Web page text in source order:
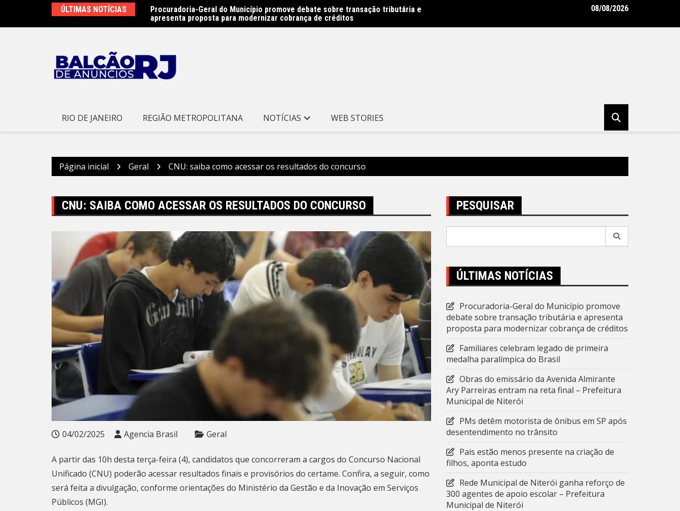
o
ÚLTIMAS NOTÍCIAS
Procuradoria-Geral do Município promove debate sobre transação tributária e
apresenta proposta para modernizar cobrança de créditos
Obras do emissário da Avenida Almirante Ary Parreiras entram na reta final –
Prefeitura Municipal de Niterói
Rede Municipal de Niterói ganha reforço de 300 agentes de apoio
08/08/2026
RIO DE JANEIRO REGIÃO METROPOLITANA NOTÍCIAS WEB STORIES
Página inicial Geral CNU: saiba como acessar os resultados do concurso
CNU: SAIBA COMO ACESSAR OS RESULTADOS DO CONCURSO
04/02/2025 Agencia Brasil Geral
A partir das 10h desta terça-feira (4), candidatos que concorreram a cargos do Concurso Nacional
Unificado (CNU) poderão acessar resultados finais e provisórios do certame. Confira, a seguir, como
será feita a divulgação, conforme orientações do Ministério da Gestão e da Inovação em Serviços
Públicos (MGI).
PESQUISAR
ÚLTIMAS NOTÍCIAS
Procuradoria-Geral do Município promove
debate sobre transação tributária e apresenta
proposta para modernizar cobrança de créditos
Familiares celebram legado de primeira
medalha paralímpica do Brasil
Obras do emissário da Avenida Almirante
Ary Parreiras entram na reta final – Prefeitura
Municipal de Niterói
PMs detêm motorista de ônibus em SP após
desentendimento no trânsito
Pais estão menos presente na criação de
filhos, aponta estudo
Rede Municipal de Niterói ganha reforço de
300 agentes de apoio escolar – Prefeitura
Municipal de Niterói